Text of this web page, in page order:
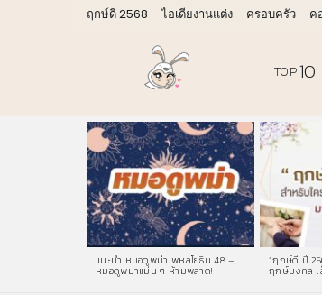
ฤกษ์ดี 2568 ไอเดียงานแต่ง ครอบครัว ค
TOP10
LATEST
STORIES
แนะนำ หมอดูพม่า พหลโยธิน 48 –
หมอดูพม่าแม่น ๆ ห้ามพลาด!
“ฤกษ์ดี ปี
ฤกษ์มงคล